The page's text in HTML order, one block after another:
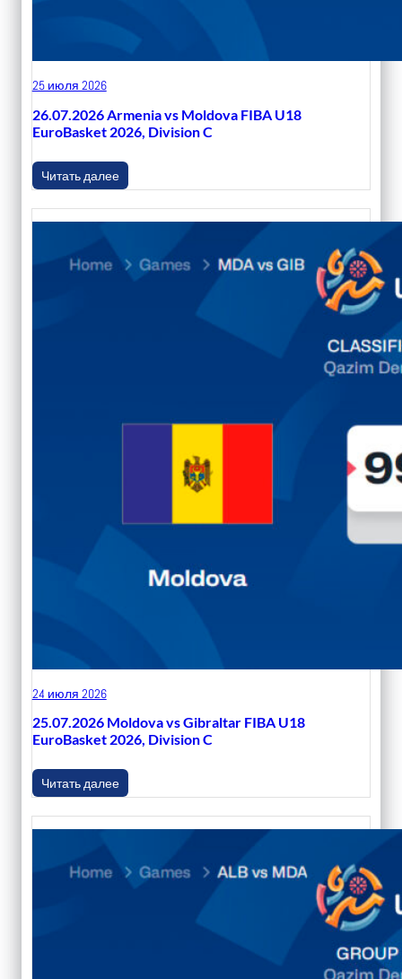
25 июля 2026
26.07.2026 Armenia vs Moldova FIBA U18
EuroBasket 2026, Division C
Читать далее
24 июля 2026
25.07.2026 Moldova vs Gibraltar FIBA U18
EuroBasket 2026, Division C
Читать далее